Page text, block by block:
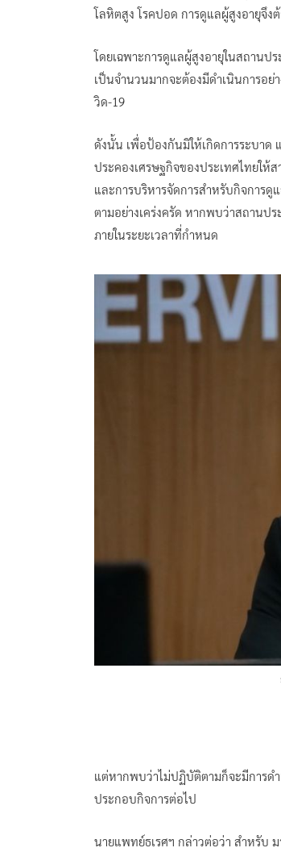
โลหิตสูง โรคปอด การดูแลผู้สูงอายุจึ
โดยเฉพาะการดูแลผู้สูงอายุในสถาน
เป็นจำนวนมากจะต้องมีดำเนินการอย่
วิด-19
ดังนั้น เพื่อป้องกันมิให้เกิดการระบาด
ประคองเศรษฐกิจของประเทศไทยให้
และการบริหารจัดการสำหรับกิจการ
ตามอย่างเคร่งครัด หากพบว่าสถานป
ภายในระยะเวลาที่กำหนด
แต่หากพบว่าไม่ปฏิบัติตามก็จะมีการด
ประกอบกิจการต่อไป
นายแพทย์ธเรศฯ กล่าวต่อว่า สำหรับ